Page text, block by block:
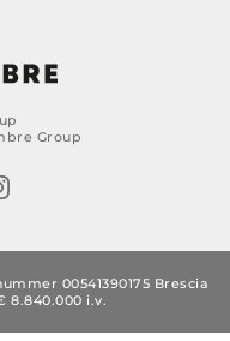
Group
00541390175 Brescia
8.840.000 i.v.